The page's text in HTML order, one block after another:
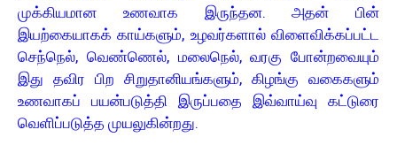
முக்கியமான உணவாக இருந்தன. அதன் பின்
இயற்கையாகக் காய்களும், உழவர்களால் விளைவிக்கப்பட்ட
செந்நெல், வெண்ணெல், மலைநெல், வரகு போன்றவையும்
இது தவிர பிற சிறுதானியங்களும், கிழங்கு வகைகளும்
உணவாகப் பயன்படுத்தி இருப்பதை இவ்வாய்வு கட்டுரை
வெளிப்படுத்த முயலுகின்றது.